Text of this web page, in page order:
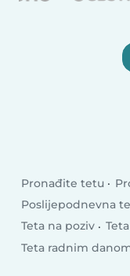
Pronađite tetu
Poslijepodnevna
Teta na poziv
Teta radnim